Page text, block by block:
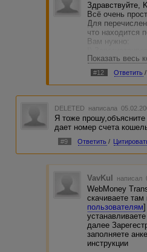
Здравствуйте,
Всё очень
Для
что находится
Вам нужно:
или через
II) По
номер он
Теперь на
в
III)
или выполняем
Что ещё будет
Показать весь
#12 Ответить /
DELETED написала
Я тоже прошу,объясните
дает номер счета
#9 Ответить /
VavKul написал
WebMoney
скачиваете
пользователям]
далее
заполняете
инструкции